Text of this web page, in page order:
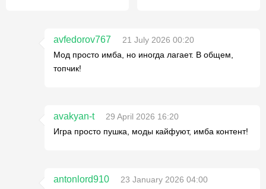
avfedorov767
21 July 2026 00:20
Мод просто имба, но иногда лагает. В общем,
топчик!
avakyan-t
29 April 2026 16:20
Игра просто пушка, моды кайфуют, имба контент!
antonlord910
23 January 2026 04:00